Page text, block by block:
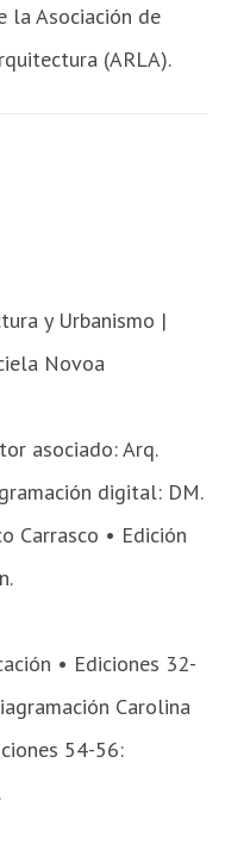
la Asociación de
(ARLA).
y Urbanismo |
Novoa
asociado: Arq.
digital: DM.
Carrasco • Edición
• Ediciones 32-
Carolina
54-56: